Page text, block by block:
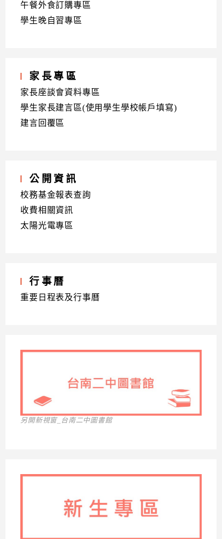
午餐外食訂購專區
學生晚自習專區
家長專區
家長座談會資料專區
學生家長建言區(使用學生學校帳戶填寫)
建言回覆區
公開資訊
校務基金報表查詢
收費相關資訊
太陽光電專區
行事曆
重要日程表及行事曆
另開新視窗_台南二中圖書館